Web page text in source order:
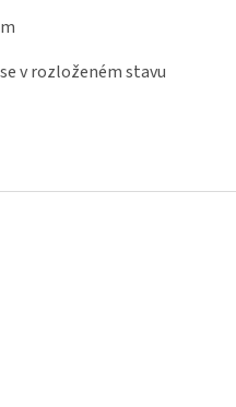
v rozloženém stavu